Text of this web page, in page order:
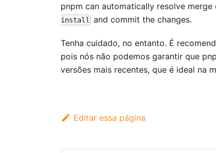
pnpm can automatically resolve
install and commit the changes.
Tenha cuidado, no entanto. É
pois nós não podemos garantir que
versões mais recentes, que é ideal na
Editar essa página